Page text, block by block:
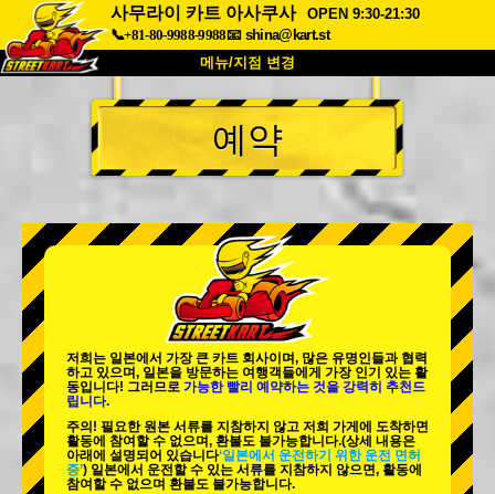
사무라이 카트 아사쿠사
OPEN 9:30-21:30
📞+81-80-9988-9988📧 shina@kart.st
메뉴/지점 변경
최상단
소개 사양 가격
회사 정보 예약
지점 변경
도쿄 시나가와 #1 도쿄 아키하바라#1
도쿄 아키하바라#2
도쿄 시부야 애넥스 도쿄 베이
도쿄 아사쿠사
오키나와
예약
저희는 일본에서 가장 큰 카트 회사이며, 많은 유명인들과 협력
하고 있으며, 일본을 방문하는 여행객들에게 가장 인기 있는 활
동입니다! 그러므로 가능한 빨리 예약하는 것을 강력히 추천드
립니다.
주의! 필요한 원본 서류를 지참하지 않고 저희 가게에 도착하면
활동에 참여할 수 없으며, 환불도 불가능합니다.(상세 내용은
아래에 설명되어 있습니다‘일본에서 운전하기 위한 운전 면허
증’) 일본에서 운전할 수 있는 서류를 지참하지 않으면, 활동에
참여할 수 없으며 환불도 불가능합니다.